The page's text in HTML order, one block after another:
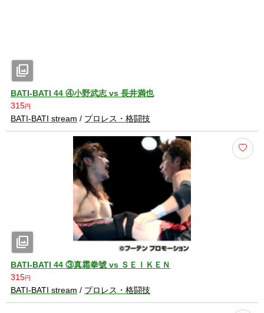
photo_library
BATI-BATI 44 ④小野武志 vs 長井満也
315円
BATI-BATI stream / プロレス・格闘技
photo_library
BATI-BATI 44 ③真霜拳號 vs ＳＥＩＫＥＮ
315円
BATI-BATI stream / プロレス・格闘技